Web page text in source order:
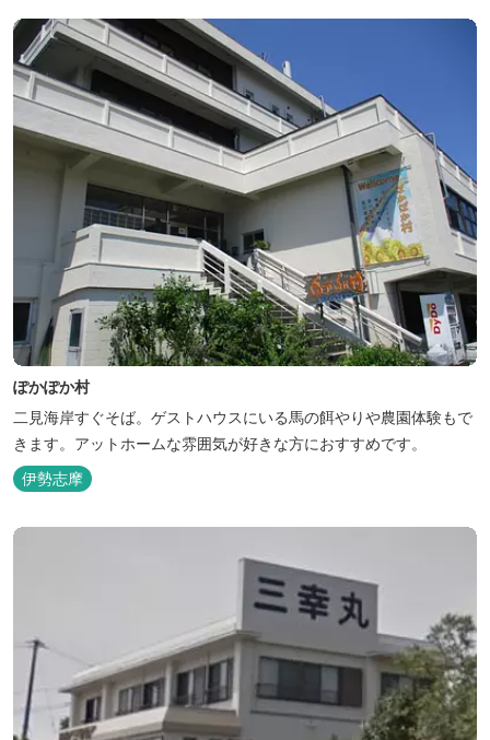
ぽかぽか村
二見海岸すぐそば。ゲストハウスにいる馬の餌やりや農園体験もで
きます。アットホームな雰囲気が好きな方におすすめです。
伊勢志摩